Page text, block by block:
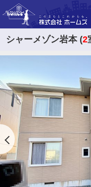
シャーメゾン岩本 (2